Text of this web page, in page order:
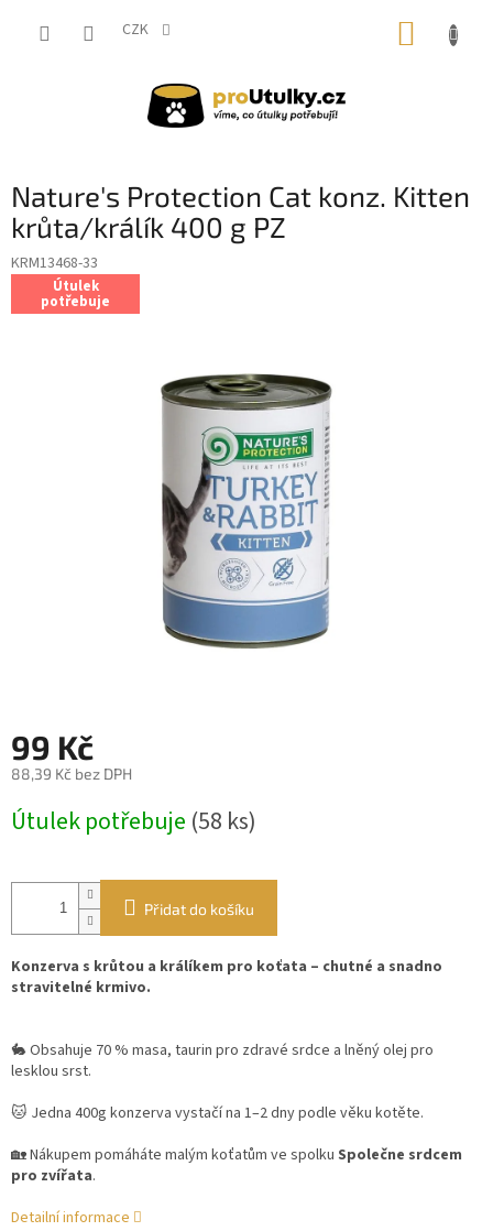
CZK
Nature's Protection Cat konz. Kitten
krůta/králík 400 g PZ
KRM13468-33
Útulek
potřebuje
99 Kč
88,39 Kč bez DPH
Měrná
cena:
Útulek potřebuje (58 ks)
Přidat do košíku
Konzerva s krůtou a králíkem pro koťata – chutné a snadno
stravitelné krmivo.
🐇 Obsahuje 70 % masa, taurin pro zdravé srdce a lněný olej pro
lesklou srst.
🐱 Jedna 400g konzerva vystačí na 1–2 dny podle věku kotěte.
🏡 Nákupem pomáháte malým koťatům ve spolku Společne srdcem
pro zvířata.
Detailní informace